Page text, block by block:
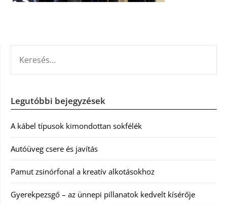
Legutóbbi bejegyzések
A kábel típusok kimondottan sokfélék
Autóüveg csere és javítás
Pamut zsinórfonal a kreatív alkotásokhoz
Gyerekpezsgő – az ünnepi pillanatok kedvelt kísérője